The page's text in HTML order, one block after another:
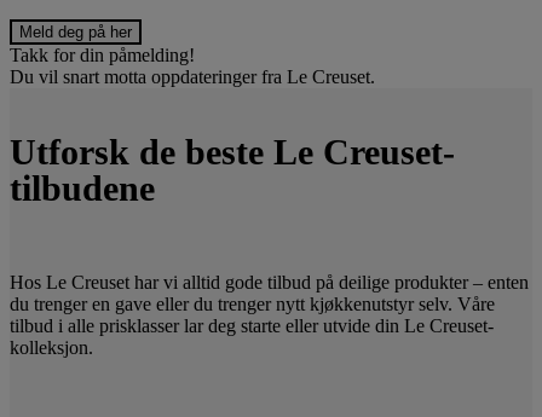
Takk for din påmelding!
Du vil snart motta oppdateringer fra Le Creuset.
Utforsk de beste Le Creuset-
tilbudene
Hos Le Creuset har vi alltid gode tilbud på deilige produkter – enten
du trenger en gave eller du trenger nytt kjøkkenutstyr selv. Våre
tilbud i alle prisklasser lar deg starte eller utvide din Le Creuset-
kolleksjon.